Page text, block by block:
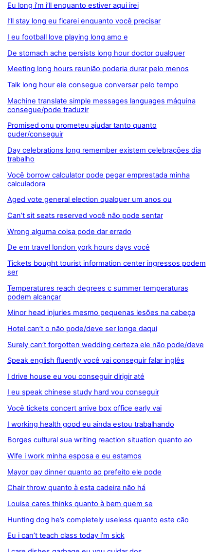
Eu long i’m i’ll enquanto estiver aqui irei
I’ll stay long eu ficarei enquanto você precisar
I eu football love playing long amo e
De stomach ache persists long hour doctor qualquer
Meeting long hours reunião poderia durar pelo menos
Talk long hour ele consegue conversar pelo tempo
Machine translate simple messages languages máquina
consegue/pode traduzir
Promised onu prometeu ajudar tanto quanto
puder/conseguir
Day celebrations long remember existem celebrações dia
trabalho
Você borrow calculator pode pegar emprestada minha
calculadora
Aged vote general election qualquer um anos ou
Can’t sit seats reserved você não pode sentar
Wrong alguma coisa pode dar errado
De em travel london york hours days você
Tickets bought tourist information center ingressos podem
ser
Temperatures reach degrees c summer temperaturas
podem alcançar
Minor head injuries mesmo pequenas lesões na cabeça
Hotel can’t o não pode/deve ser longe daqui
Surely can’t forgotten wedding certeza ele não pode/deve
Speak english fluently você vai conseguir falar inglês
I drive house eu vou conseguir dirigir até
I eu speak chinese study hard vou conseguir
Você tickets concert arrive box office early vai
I working health good eu ainda estou trabalhando
Borges cultural sua writing reaction situation quanto ao
Wife i work minha esposa e eu estamos
Mayor pay dinner quanto ao prefeito ele pode
Chair throw quanto à esta cadeira não há
Louise cares thinks quanto à bem quem se
Hunting dog he’s completely useless quanto este cão
Eu i can’t teach class today i’m sick